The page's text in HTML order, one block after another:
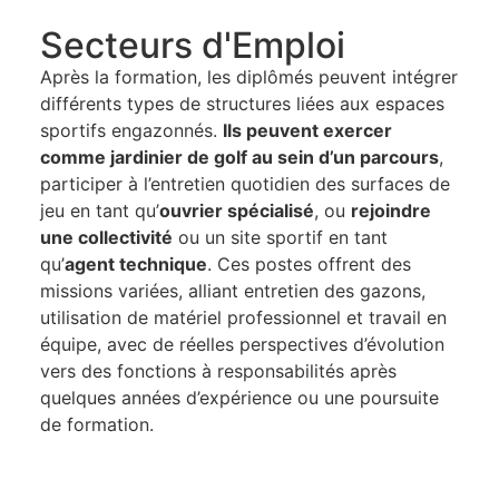
Secteurs d'Emploi
Après la formation, les diplômés peuvent intégrer
différents types de structures liées aux espaces
sportifs engazonnés. Ils peuvent exercer
comme jardinier de golf au sein d’un parcours,
participer à l’entretien quotidien des surfaces de
jeu en tant qu’ouvrier spécialisé, ou rejoindre
une collectivité ou un site sportif en tant
qu’agent technique. Ces postes offrent des
missions variées, alliant entretien des gazons,
utilisation de matériel professionnel et travail en
équipe, avec de réelles perspectives d’évolution
vers des fonctions à responsabilités après
quelques années d’expérience ou une poursuite
de formation.